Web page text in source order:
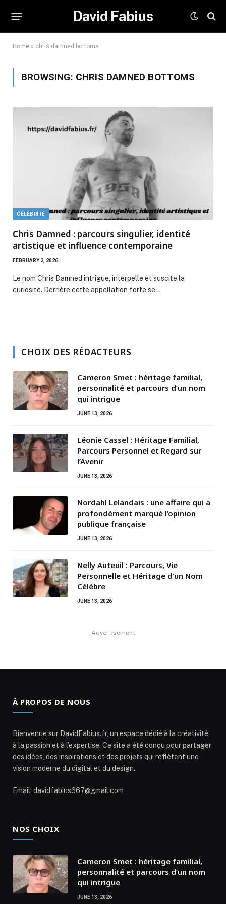
David Fabius
Home » chris damned bottoms
BROWSING: CHRIS DAMNED BOTTOMS
CÉLÉBRITÉ
Chris Damned : parcours singulier, identité
artistique et influence contemporaine
FEBRUARY 2, 2026
Le nom Chris Damned intrigue, interpelle et suscite la
curiosité. Derrière cette appellation forte se…
CHOIX DES RÉDACTEURS
Cameron Smet : héritage familial,
personnalité et parcours d’un nom
qui intrigue
JUNE 13, 2026
Léonie Cassel : Héritage Familial,
Parcours Personnel et Regard sur
l’Avenir
JUNE 13, 2026
Nordahl Lelandais : une affaire qui a
profondément marqué l’opinion
publique française
JUNE 13, 2026
Nelly Auteuil : Parcours, Vie
Personnelle et Héritage d’un Nom
Célèbre
JUNE 13, 2026
Advertisement
À PROPOS DE NOUS
Bienvenue sur DavidFabius.fr, un espace dédié à la créativité,
à la passion et à l’expertise. Ce site a été conçu pour partager
des idées, des inspirations et des projets qui reflètent une
vision moderne du digital et du design.
Email: davidfabius667@gmail.com
NOS CHOIX
Cameron Smet : héritage familial,
personnalité et parcours d’un nom
qui intrigue
JUNE 13, 2026